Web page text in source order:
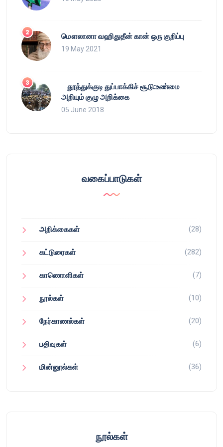
மௌலானா வஹிதுதீன் கான் ஒரு குறிப்பு
19 May 2021
தூத்துக்குடி துப்பாக்கிச் சூடு:உண்மை
அறியும் குழு அறிக்கை
05 June 2018
வகைப்பாடுகள்
அறிக்கைகள் (28)
கட்டுரைகள் (282)
காணொளிகள் (7)
நூல்கள் (10)
நேர்காணல்கள் (20)
பதிவுகள் (6)
மின்னூல்கள் (36)
நூல்கள்